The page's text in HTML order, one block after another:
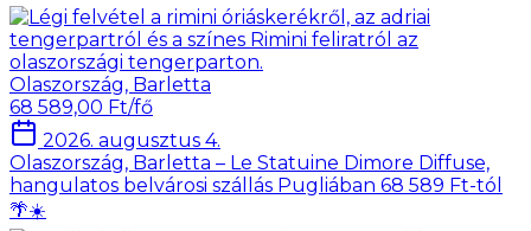
Olaszország, Barletta
68 589,00 Ft/fő
2026. augusztus 4.
Olaszország, Barletta – Le Statuine Dimore Diffuse,
hangulatos belvárosi szállás Pugliában 68 589 Ft-tól
🌴☀️